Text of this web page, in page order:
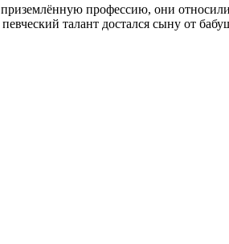
профессию, они
талант достался сыну от